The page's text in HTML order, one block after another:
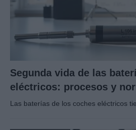
Segunda vida de las
eléctricos: procesos y
Las baterías de los coches eléctricos